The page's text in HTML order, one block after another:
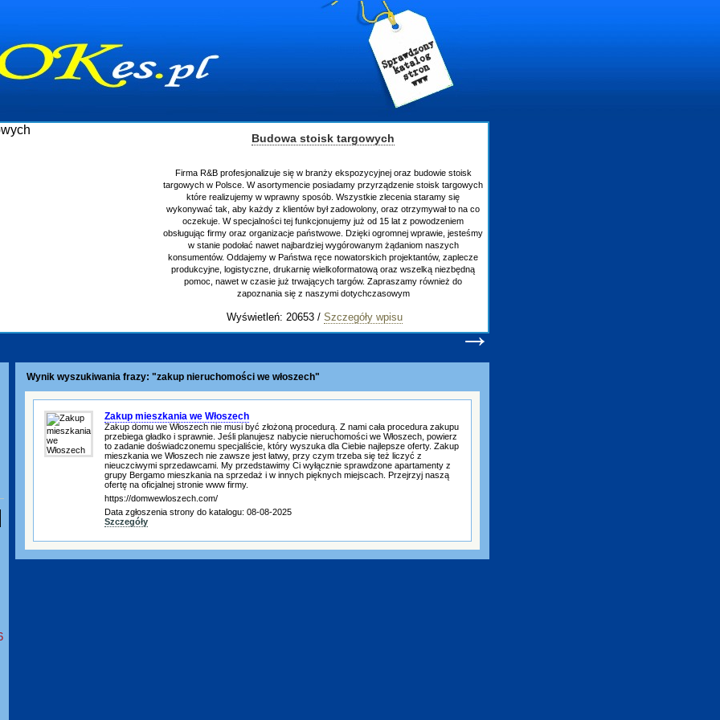
Budowa stoisk targowych
Firma R&B profesjonalizuje się w branży ekspozycyjnej oraz budowie stoisk
targowych w Polsce. W asortymencie posiadamy przyrządzenie stoisk targowych
które realizujemy w wprawny sposób. Wszystkie zlecenia staramy się
wykonywać tak, aby każdy z klientów był zadowolony, oraz otrzymywał to na co
oczekuje. W specjalności tej funkcjonujemy już od 15 lat z powodzeniem
obsługując firmy oraz organizacje państwowe. Dzięki ogromnej wprawie, jesteśmy
w stanie podołać nawet najbardziej wygórowanym żądaniom naszych
konsumentów. Oddajemy w Państwa ręce nowatorskich projektantów, zaplecze
produkcyjne, logistyczne, drukarnię wielkoformatową oraz wszelką niezbędną
pomoc, nawet w czasie już trwających targów. Zapraszamy również do
zapoznania się z naszymi dotychczasowym
Wyświetleń: 20653 / Szczegóły wpisu
→
Wynik wyszukiwania frazy: "zakup nieruchomości we włoszech"
Zakup mieszkania we Włoszech
Zakup domu we Włoszech nie musi być złożoną procedurą. Z nami cała procedura zakupu
przebiega gładko i sprawnie. Jeśli planujesz nabycie nieruchomości we Włoszech, powierz
to zadanie doświadczonemu specjaliście, który wyszuka dla Ciebie najlepsze oferty. Zakup
mieszkania we Włoszech nie zawsze jest łatwy, przy czym trzeba się też liczyć z
nieuczciwymi sprzedawcami. My przedstawimy Ci wyłącznie sprawdzone apartamenty z
grupy Bergamo mieszkania na sprzedaż i w innych pięknych miejscach. Przejrzyj naszą
ofertę na oficjalnej stronie www firmy.
https://domwewloszech.com/
Data zgłoszenia strony do katalogu: 08-08-2025
Szczegóły